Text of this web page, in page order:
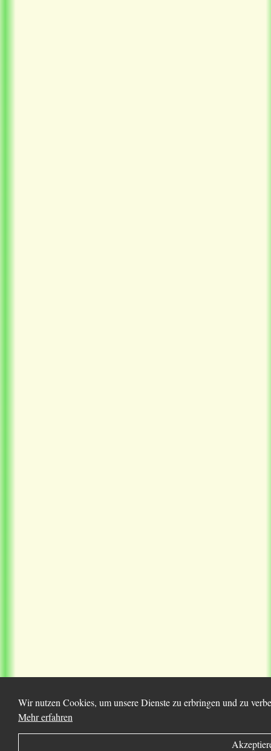
Wir nutzen Cookies, um unsere Dienste zu erbringen und zu
Mehr erfahren